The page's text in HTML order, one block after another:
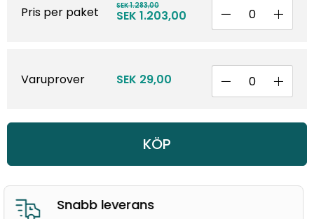
Pris per paket SEK 1.283,00
SEK 1.203,00
Varuprover SEK 29,00
KÖP
Bra kundservice